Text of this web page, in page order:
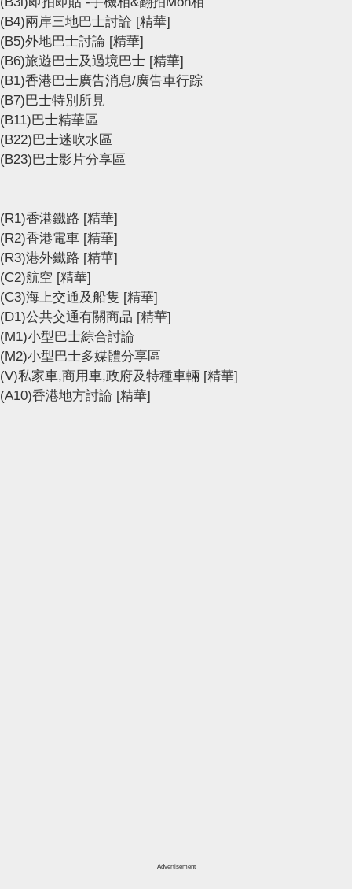
(B4)兩岸三地巴士討論 [精華]
(B5)外地巴士討論 [精華]
(B6)旅遊巴士及過境巴士 [精華]
(B1)香港巴士廣告消息/廣告車行踪
(B7)巴士特別所見
(B11)巴士精華區
(B22)巴士迷吹水區
(B23)巴士影片分享區
(R1)香港鐵路 [精華]
(R2)香港電車 [精華]
(R3)港外鐵路 [精華]
(C2)航空 [精華]
(C3)海上交通及船隻 [精華]
(D1)公共交通有關商品 [精華]
(M1)小型巴士綜合討論
(M2)小型巴士多媒體分享區
(V)私家車,商用車,政府及特種車輛 [精華]
(A10)香港地方討論 [精華]
Advertisement